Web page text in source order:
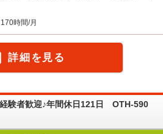
時間/月
詳細を見る
経験者歓迎♪年間休日121日 OTH-590